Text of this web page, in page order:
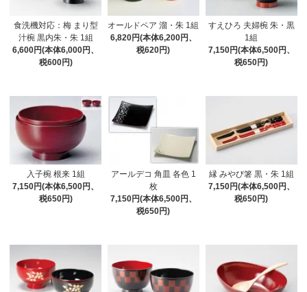
食洗機対応：梅 まり型
汁椀 黒内朱・朱 1組
6,600円(本体6,000円、
税600円)
オールドペア 溜・朱 1組
6,820円(本体6,200円、
税620円)
すえひろ 夫婦椀 朱・黒
1組
7,150円(本体6,500円、
税650円)
入子椀 根来 1組
7,150円(本体6,500円、
税650円)
アールデコ 角皿 各色 1
枚
7,150円(本体6,500円、
税650円)
縁 みやび箸 黒・朱 1組
7,150円(本体6,500円、
税650円)